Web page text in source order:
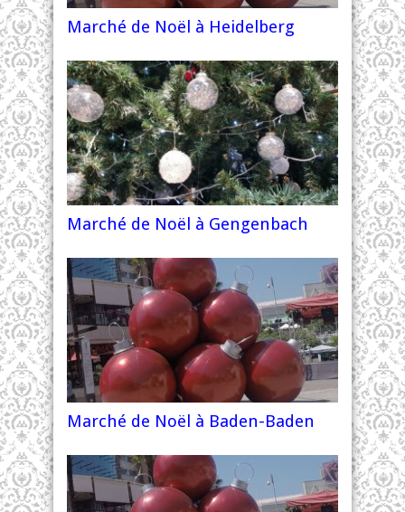
Marché de Noël à Heidelberg
Marché de Noël à Gengenbach
Marché de Noël à Baden-Baden